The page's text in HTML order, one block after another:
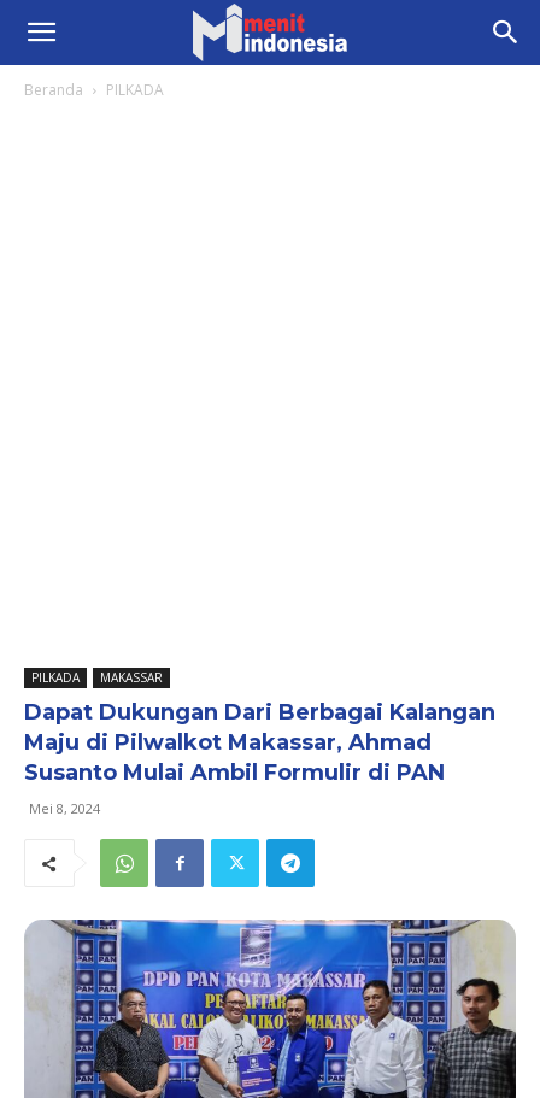
Beranda PILKADA
PILKADA MAKASSAR
Dapat Dukungan Dari Berbagai Kalangan
Maju di Pilwalkot Makassar, Ahmad
Susanto Mulai Ambil Formulir di PAN
Mei 8, 2024